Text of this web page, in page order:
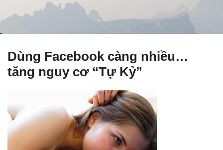
Dùng Facebook càng nhiều…
tăng nguy cơ “Tự Kỷ”